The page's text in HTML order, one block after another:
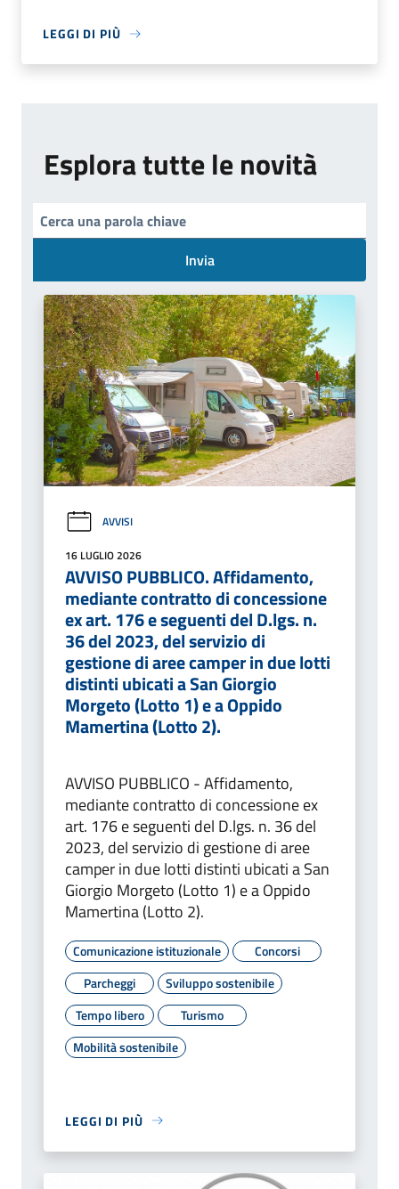
LEGGI DI PIÙ
Esplora tutte le novità
Invia
AVVISI
16 LUGLIO 2026
AVVISO PUBBLICO. Affidamento,
mediante contratto di concessione
ex art. 176 e seguenti del D.lgs. n.
36 del 2023, del servizio di
gestione di aree camper in due lotti
distinti ubicati a San Giorgio
Morgeto (Lotto 1) e a Oppido
Mamertina (Lotto 2).
AVVISO PUBBLICO - Affidamento,
mediante contratto di concessione ex
art. 176 e seguenti del D.lgs. n. 36 del
2023, del servizio di gestione di aree
camper in due lotti distinti ubicati a San
Giorgio Morgeto (Lotto 1) e a Oppido
Mamertina (Lotto 2).
Comunicazione istituzionale
Concorsi
Parcheggi
Sviluppo sostenibile
Tempo libero
Turismo
Mobilità sostenibile
LEGGI DI PIÙ